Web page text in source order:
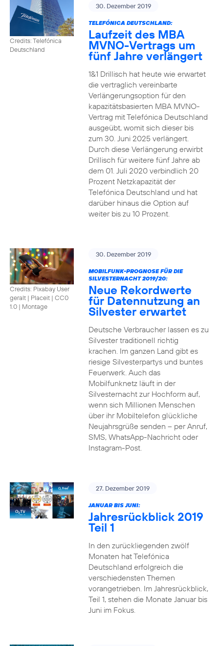
Credits: Telefónica
Deutschland
30. Dezember 2019
TELEFÓNICA DEUTSCHLAND:
Laufzeit des MBA
MVNO-Vertrags um
fünf Jahre verlängert
1&1 Drillisch hat heute wie erwartet
die vertraglich vereinbarte
Verlängerungsoption für den
kapazitätsbasierten MBA MVNO-
Vertrag mit Telefónica Deutschland
ausgeübt, womit sich dieser bis
zum 30. Juni 2025 verlängert.
Durch diese Verlängerung erwirbt
Drillisch für weitere fünf Jahre ab
dem 01. Juli 2020 verbindlich 20
Prozent Netzkapazität der
Telefónica Deutschland und hat
darüber hinaus die Option auf
weiter bis zu 10 Prozent.
Credits: Pixabay User
geralt | Placeit | CC0
1.0 | Montage
30. Dezember 2019
MOBILFUNK-PROGNOSE FÜR DIE
SILVESTERNACHT 2019/20:
Neue Rekordwerte
für Datennutzung an
Silvester erwartet
Deutsche Verbraucher lassen es zu
Silvester traditionell richtig
krachen. Im ganzen Land gibt es
riesige Silvesterpartys und buntes
Feuerwerk. Auch das
Mobilfunknetz läuft in der
Silvesternacht zur Hochform auf,
wenn sich Millionen Menschen
über ihr Mobiltelefon glückliche
Neujahrsgrüße senden – per Anruf,
SMS, WhatsApp-Nachricht oder
Instagram-Post.
27. Dezember 2019
JANUAR BIS JUNI:
Jahresrückblick 2019
Teil 1
In den zurückliegenden zwölf
Monaten hat Telefónica
Deutschland erfolgreich die
verschiedensten Themen
vorangetrieben. Im Jahresrückblick,
Teil 1, stehen die Monate Januar bis
Juni im Fokus.